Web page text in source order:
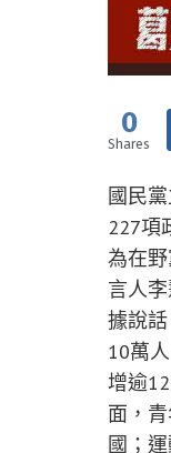
0
Shares
國民
227項
為在
言人
據說
10萬
增逾
面，
國；